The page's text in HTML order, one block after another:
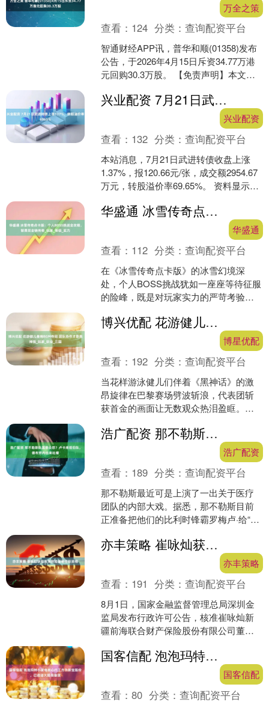
万全之策
查看： 124 分类：查询配资平台
智通财经APP讯，普华和顺(01358)发布
公告，于2026年4月15日斥资34.77万港
元回购30.3万股。 【免责声明】本文仅
兴业配资 7月21日武进转债上涨137%，转股溢价率6965%
兴业配资
查看： 132 分类：查询配资平台
本站消息，7月21日武进转债收盘上涨
1.37%，报120.66元/张，成交额2954.67
万元，转股溢价率69.65%。 资料显示，
华盛通 冰雪传奇点卡版：个人BOSS挑战全攻略，智勇双全铸传奇_玩家_等级_实力
华盛通
查看： 112 分类：查询配资平台
在《冰雪传奇点卡版》的冰雪幻境深
处，个人BOSS挑战犹如一座座等待征服
的险峰，既是对玩家实力的严苛考验，
级是攀登高峰的阶梯，策....博兴优配 花游健儿奏响BGM夺冠 团队协作才是真神技_玩家_职业_三国
博星优配
查看： 192 分类：查询配资平台
当花样游泳健儿们伴着《黑神话》的激
昂旋律在巴黎赛场劈波斩浪，代表团斩
获首金的画面让无数观众热泪盈眶。这
对音乐节奏的精准把控，是....
浩广配资 那不勒斯队医惹众怒？卢卡库拒归队，德布劳内也来吐槽
浩广配资
查看： 189 分类：查询配资平台
那不勒斯最近可是上演了一出关于医疗
团队的内部大戏。据悉，那不勒斯目前
正准备把他们的比利时锋霸罗梅卢·给“打
从比利时归队。而据....
亦丰策略 崔咏灿获批前海财险董秘任职资格
亦丰策略
查看： 191 分类：查询配资平台
8月1日，国家金融监督管理总局深圳金
监局发布行政许可公告，核准崔咏灿新
疆前海联合财产保险股份有限公司董事
国客信配 泡泡玛特小家电核心代工方为新宝股份，已启动大规模备货
国客信配
查看：80 分类：查询配资平台